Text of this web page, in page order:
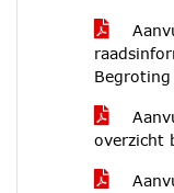
overzicht